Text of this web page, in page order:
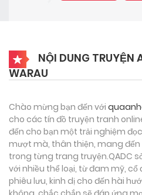
NỘI DUNG TRUYỆN
WARAU
Chào mừng bạn đến với
cho các tín đồ truyện tranh
đến cho bạn một trải nghiệm
mượt mà, thân thiện, mang đến
trong từng trang truyện.QADC
với nhiều thể loại, từ đam mỹ, cổ
phiêu lưu, kinh dị cho đến hài